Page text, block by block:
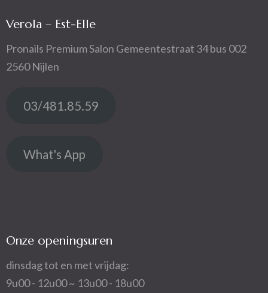
Verola – Est-Elle
Pronails Premium Salon Gemeentestraat 34 bus 002
2560 Nijlen
03/481.85.59
What's App
Onze openingsuren
dinsdag tot en met vrijdag:
9u00 - 12u00 ~ 13u00 - 18u00